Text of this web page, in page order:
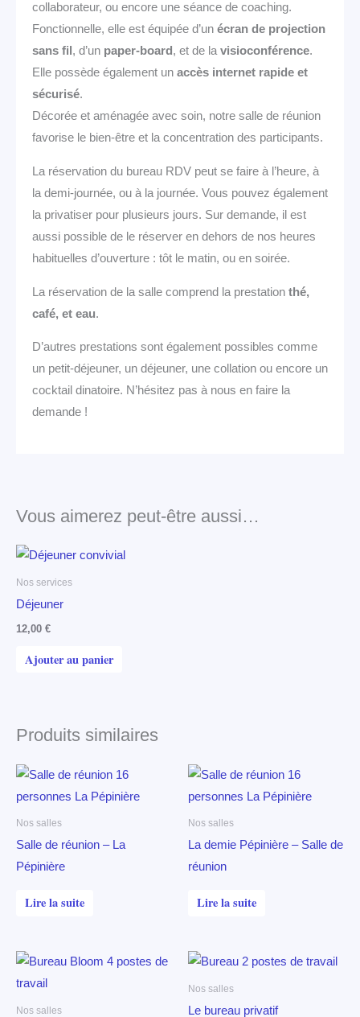
collaborateur, ou encore une séance de coaching.
Fonctionnelle, elle est équipée d’un écran de projection
sans fil , d’un paper-board , et de lavisioconférence.
Elle possède également un accès internet rapide et
sécurisé.
Décorée et aménagée avec soin, notre salle de réunion
favorise le bien-être et la concentration des participants.
La réservation du bureau RDV peut se faire à l’heure, à
la demi-journée, ou à la journée. Vous pouvez également
la privatiser pour plusieurs jours. Sur demande, il est
aussi possible de le réserver en dehors de nos heures
habituelles d’ouverture : tôt le matin, ou en soirée.
La réservation de la salle comprend la prestation thé,
café, et eau.
D’autres prestations sont également possibles comme
un petit-déjeuner, un déjeuner, une collation ou encore un
cocktail dinatoire. N’hésitez pas à nous en faire la
demande !
Vous aimerez peut-être aussi…
Nos services
Déjeuner
12,00 €
Ajouter au panier
Produits similaires
Nos salles
Salle de réunion – La
Pépinière
Lire la suite
Nos salles
La demie Pépinière – Salle de
réunion
Lire la suite
Nos salles
Nos salles
Le bureau privatif